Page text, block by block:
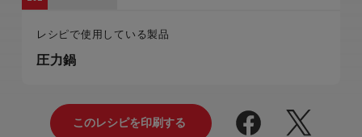
レシピで使用している製品
圧力鍋